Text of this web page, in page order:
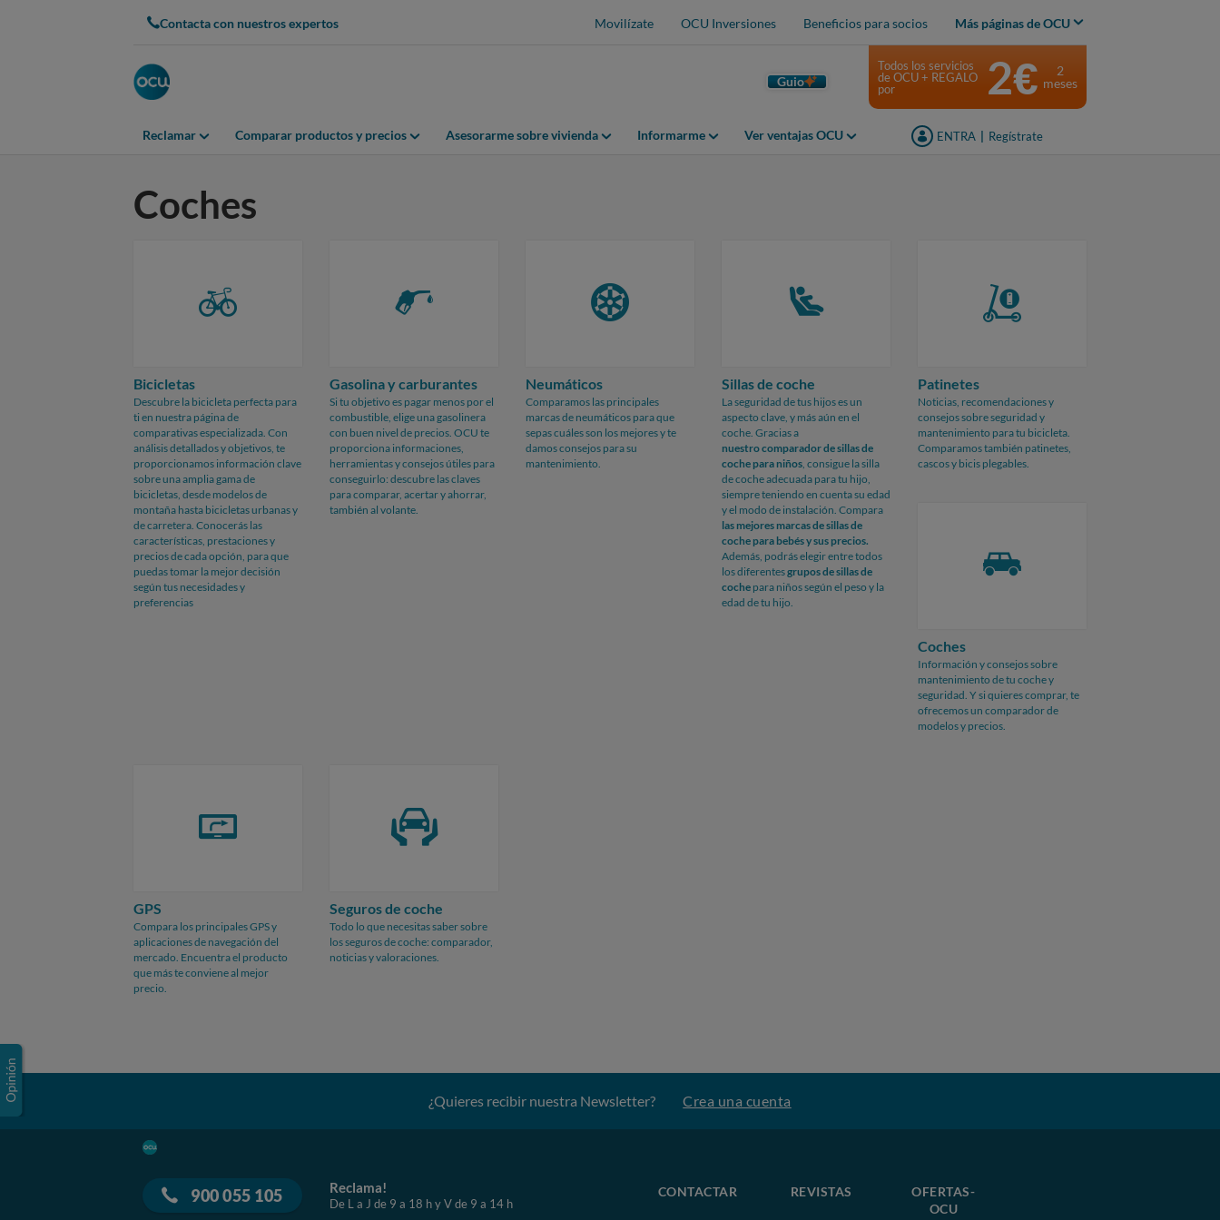
Contacta con nuestros expertos Movilízate OCU Inversiones Beneficios para socios Más páginas de OCU
Guio
Reclamar Comparar productos y precios Asesorarme sobre vivienda Informarme Ver ventajas OCU ENTRA Regístrate
Todos los servicios
de OCU + REGALO
por
2€
2
meses
Coches
Bicicletas
Descubre la bicicleta perfecta para
ti en nuestra página de
comparativas especializada. Con
análisis detallados y objetivos, te
proporcionamos información clave
sobre una amplia gama de
bicicletas, desde modelos de
montaña hasta bicicletas urbanas y
de carretera. Conocerás las
características, prestaciones y
precios de cada opción, para que
puedas tomar la mejor decisión
según tus necesidades y
preferencias
Gasolina y carburantes
Si tu objetivo es pagar menos por el
combustible, elige una gasolinera
con buen nivel de precios. OCU te
proporciona informaciones,
herramientas y consejos útiles para
conseguirlo: descubre las claves
para comparar, acertar y ahorrar,
también al volante.
Neumáticos
Comparamos las principales
marcas de neumáticos para que
sepas cuáles son los mejores y te
damos consejos para su
mantenimiento.
Sillas de coche
La seguridad de tus hijos esun
aspecto clave, y más aún en el
coche. Gracias a
nuestrocomparador de sillas de
coche para niños, consigue lasilla
de cocheadecuada para tu hijo,
siempre teniendo en cuenta su edad
y el modo de instalación. Compara
las mejores marcas de sillas de
coche para bebés y sus precios.
Además, podrás elegir entre todos
los diferentesgrupos de sillas de
coche para niños según el peso y la
edad de tu hijo.
Patinetes
Noticias, recomendaciones y
consejos sobre seguridad y
mantenimiento para tu bicicleta.
Comparamos también patinetes,
cascos y bicis plegables.
Coches
Información y consejos sobre
mantenimiento de tu coche y
seguridad. Y si quieres comprar, te
ofrecemos un comparador de
modelos y precios.
GPS
Compara los principales GPS y
aplicaciones de navegación del
mercado. Encuentra el producto
que más te conviene al mejor
precio.
Seguros de coche
Todo lo que necesitas saber sobre
los seguros de coche: comparador,
noticias y valoraciones.
¿Quieres recibir nuestra Newsletter? Crea una cuenta
900 055 105 Reclama!
De L a J de 9 a 18 h y V de 9 a 14 h
CONTACTAR REVISTAS
OFERTAS-
OCU